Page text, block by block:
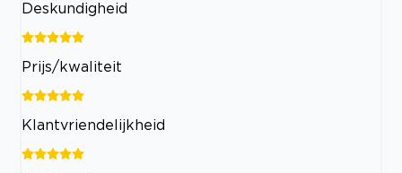
Deskundigheid
Prijs/kwaliteit
Klantvriendelijkheid